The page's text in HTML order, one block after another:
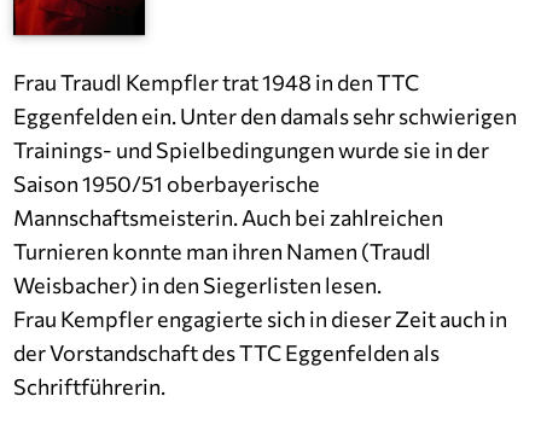
Frau Traudl Kempfler trat 1948 in den TTC
Eggenfelden ein. Unter den damals sehr schwierigen
Trainings- und Spielbedingungen wurde sie in der
Saison 1950/51 oberbayerische
Mannschaftsmeisterin. Auch bei zahlreichen
Turnieren konnte man ihren Namen (Traudl
Weisbacher) in den Siegerlisten lesen.
Frau Kempfler engagierte sich in dieser Zeit auch in
der Vorstandschaft des TTC Eggenfelden als
Schriftführerin.